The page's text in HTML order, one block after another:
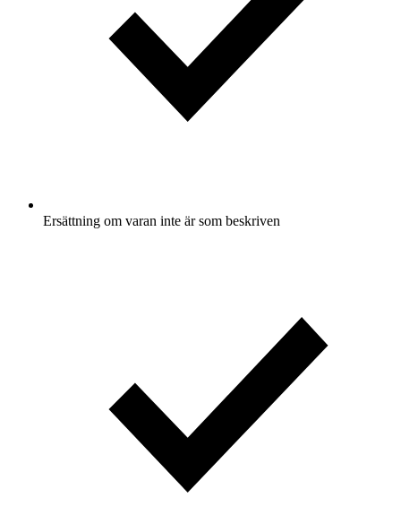
Ersättning om varan inte är som beskriven